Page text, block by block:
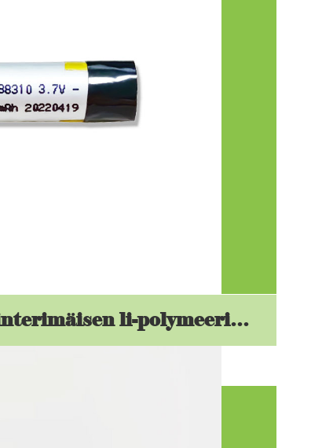
Edellyttääkö sylinterimäisen li-polymeeriakun suuritehoinen käyttö pakotettua lämmönpoistoa?